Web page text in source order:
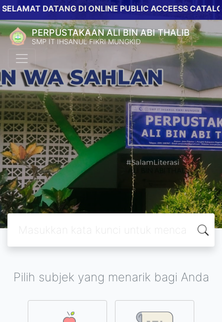
DATANG DI ONLINE PUBLIC ACCEESS CATALOG
PERPUSTAKAAN ALI BIN ABI THALIB
SMP IT IHSANUL FIKRI MUNGKID
Pilih subjek yang menarik bagi Anda